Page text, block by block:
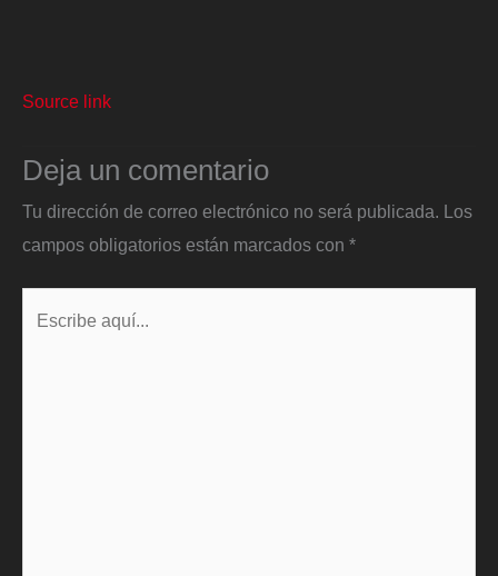
Source link
Deja un comentario
Tu dirección de correo electrónico no será publicada. Los
campos obligatorios están marcados con *